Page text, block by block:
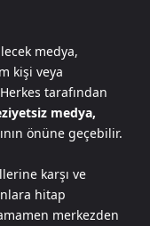
medya,
kişi veya
tarafından
medya,
önüne geçebilir.
karşı ve
hitap
merkezden